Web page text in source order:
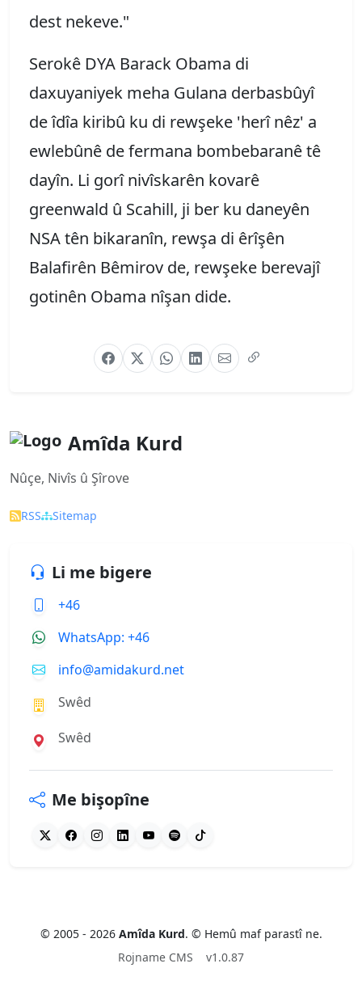
dest nekeve."
Serokê DYA Barack Obama di
daxuyaniyek meha Gulana derbasbûyî
de îdîa kiribû ku di rewşeke 'herî nêz' a
ewlebûnê de fermana bombebaranê tê
dayîn. Li gorî nivîskarên kovarê
greenwald û Scahill, ji ber ku daneyên
NSA tên bikaranîn, rewşa di êrîşên
Balafirên Bêmirov de, rewşeke berevajî
gotinên Obama nîşan dide.
Amîda Kurd
Nûçe, Nivîs û Şîrove
RSS Sitemap
Li me bigere
+46
WhatsApp: +46
info@amidakurd.net
Swêd
Swêd
Me bişopîne
© 2005 - 2026 Amîda Kurd. © Hemû maf parastî ne.
Rojname CMS
v1.0.87